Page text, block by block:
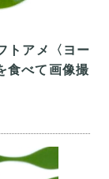
トアメ〈ヨー
食べて画像撮